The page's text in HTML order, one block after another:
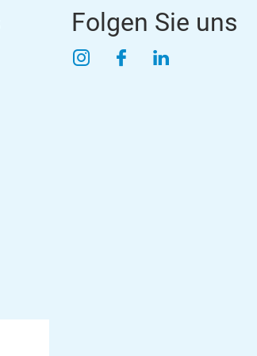
Folgen Sie uns
Instagram
Facebook
LinkedIn